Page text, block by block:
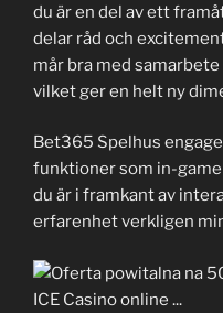
du är en del av ett
delar råd och
mår bra med
vilket ger en helt ny
Bet365 Spelhus
funktioner som in-
du är i framkant av
erfarenhet verkligen